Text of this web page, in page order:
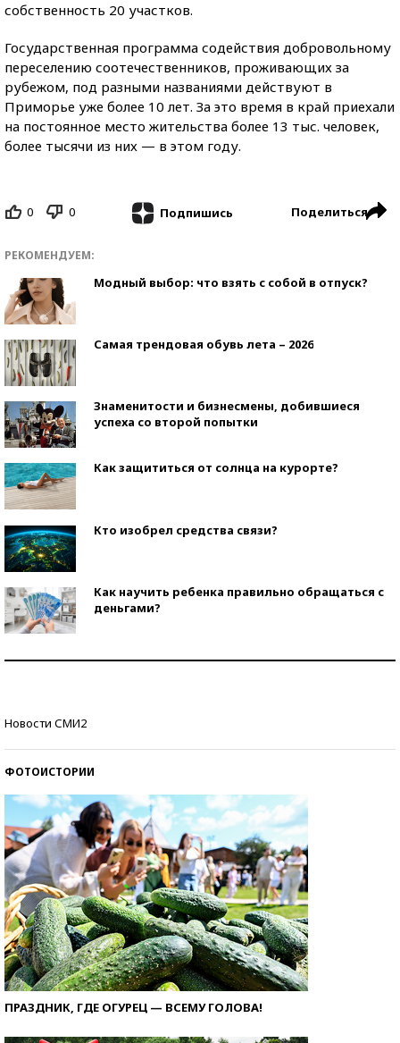
собственность 20 участков.
Государственная программа содействия добровольному
переселению соотечественников, проживающих за
рубежом, под разными названиями действуют в
Приморье уже более 10 лет. За это время в край приехали
на постоянное место жительства более 13 тыс. человек,
более тысячи из них — в этом году.
0 0 Подпишись Поделиться
РЕКОМЕНДУЕМ:
Модный выбор: что взять с собой в отпуск?
Самая трендовая обувь лета – 2026
Знаменитости и бизнесмены, добившиеся
успеха со второй попытки
Как защититься от солнца на курорте?
Кто изобрел средства связи?
Как научить ребенка правильно обращаться с
деньгами?
Новости СМИ2
ФОТОИСТОРИИ
ПРАЗДНИК, ГДЕ ОГУРЕЦ — ВСЕМУ ГОЛОВА!